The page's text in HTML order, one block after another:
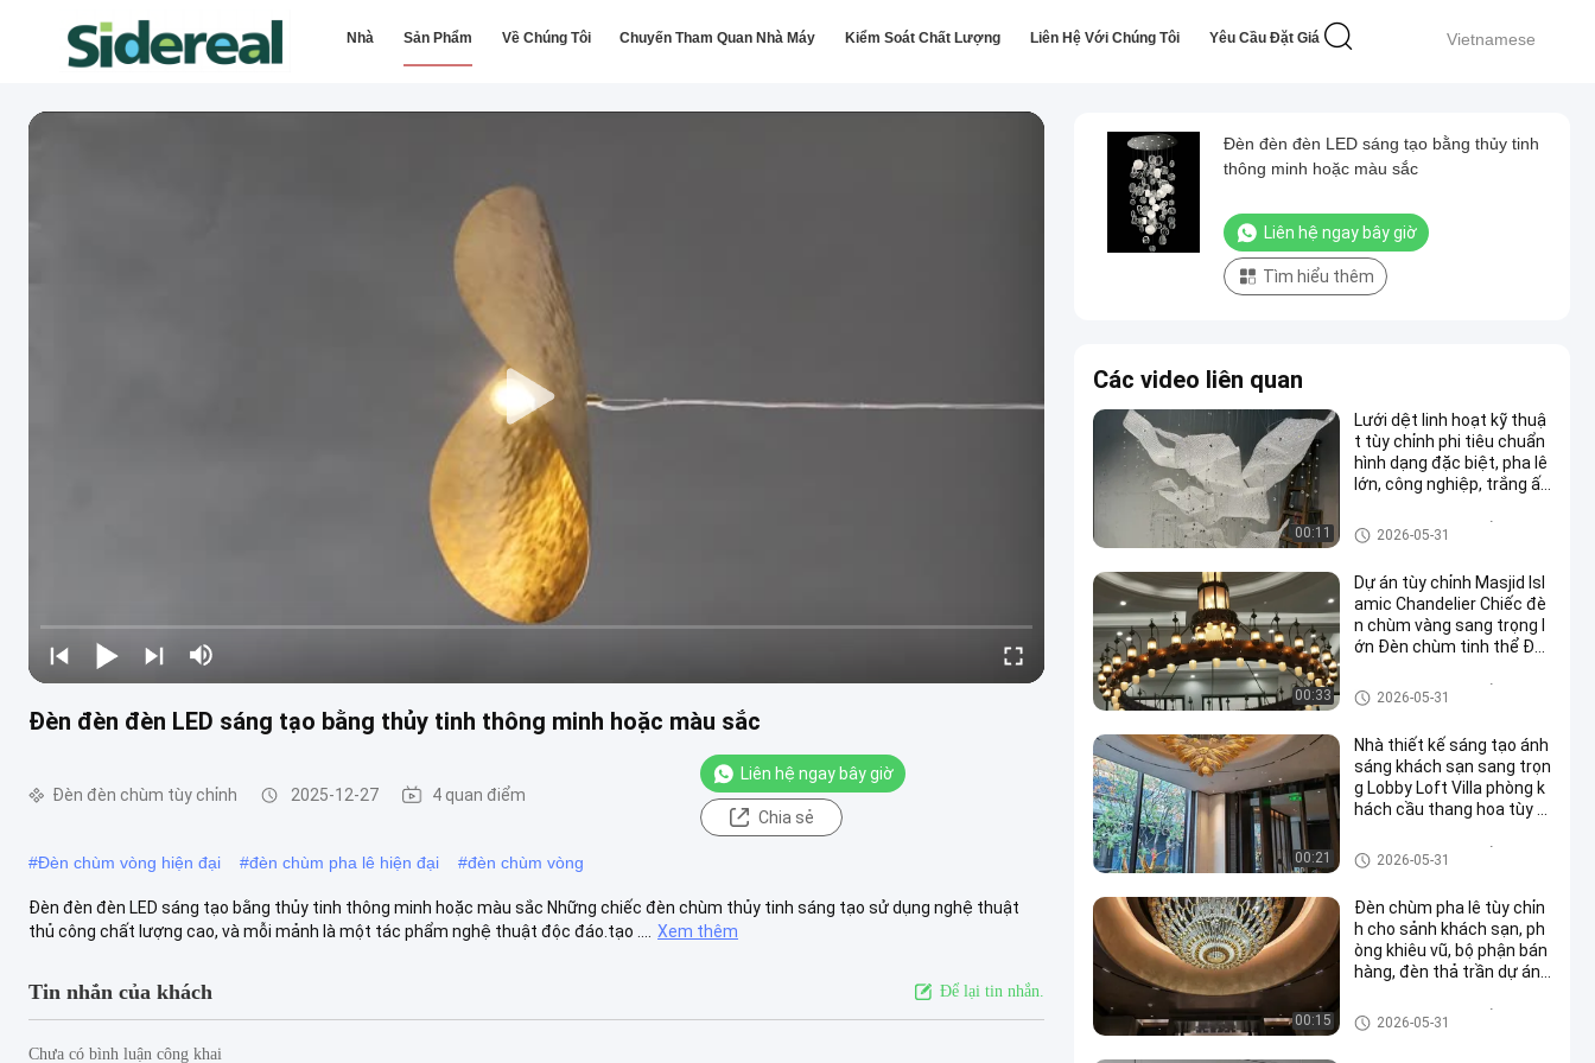
Vietnamese
Nhà Sản Phẩm Về Chúng Tôi Chuyến Tham Quan Nhà Máy Kiểm Soát Chất Lượng Liên Hệ Với Chúng Tôi Yêu Cầu Đặt Giá
Đèn đèn đèn LED sáng tạo bằng thủy tinh thông minh hoặc màu sắc
Đèn đèn chùm tùy chỉnh 2025-12-27 4 quan điểm
Liên hệ ngay bây giờ
Chia sẻ
#Đèn chùm vòng hiện đại #đèn chùm pha lê hiện đại #đèn chùm vòng
Đèn đèn đèn LED sáng tạo bằng thủy tinh thông minh hoặc màu sắc Những chiếc đèn chùm thủy tinh sáng tạo sử dụng nghệ thuật
thủ công chất lượng cao, và mỗi mảnh là một tác phẩm nghệ thuật độc đáo.tạo ....
Xem thêm
Tin nhắn của khách Để lại tin nhắn.
Chưa có bình luận công khai
Đèn đèn đèn LED sáng tạo bằng thủy tinh
thông minh hoặc màu sắc
Liên hệ ngay bây giờ
Tìm hiểu thêm
Các video liên quan
00:11
Lưới dệt linh hoạt kỹ thuậ
t tùy chỉnh phi tiêu chuẩn
hình dạng đặc biệt, pha lê
lớn, công nghiệp, trắng ấ
Đèn đèn chùm tùy chỉnh
2026-05-31
00:33
Dự án tùy chỉnh Masjid Isl
amic Chandelier Chiếc đè
n chùm vàng sang trọng l
ớn Đèn chùm tinh thể Đè
Đèn đèn chùm tùy chỉnh
2026-05-31
00:21
Nhà thiết kế sáng tạo ánh
sáng khách sạn sang trọn
g Lobby Loft Villa phòng k
hách cầu thang hoa tùy c
u trắng đương đại
Đèn đèn chùm tùy chỉnh
2026-05-31
00:15
Đèn chùm pha lê tùy chỉn
h cho sảnh khách sạn, ph
òng khiêu vũ, bộ phận bán
hàng, đèn thả trần dự án
Đèn đèn chùm tùy chỉnh
2026-05-31